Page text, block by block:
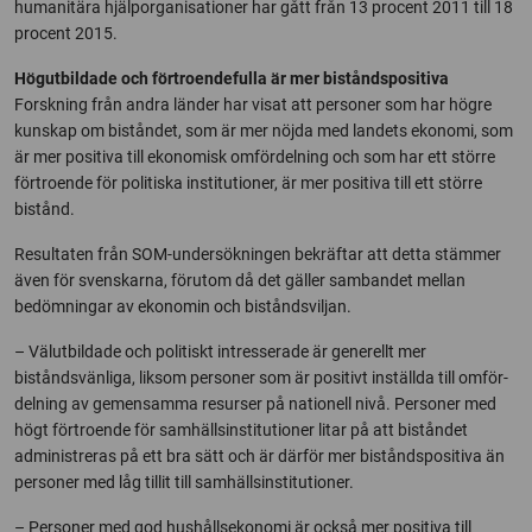
humanitära hjälporganisationer har gått från 13 procent 2011 till 18
procent 2015.
Högutbildade och förtroendefulla är mer biståndspositiva
Forskning från andra länder har visat att personer som har högre
kunskap om biståndet, som är mer nöjda med landets ekonomi, som
är mer positiva till ekonomisk omfördelning och som har ett större
förtroende för politiska institutioner, är mer positiva till ett större
bistånd.
Resultaten från SOM-undersökningen bekräftar att detta stämmer
även för svenskarna, förutom då det gäller sambandet mellan
bedömningar av ekonomin och biståndsviljan.
– Välutbildade och politiskt intresserade är generellt mer
biståndsvänliga, liksom personer som är positivt inställda till omför­
delning av gemensamma resurser på nationell nivå. Personer med
högt förtroende för sam­hällsinstitutioner litar på att biståndet
administreras på ett bra sätt och är därför mer biståndspositiva än
personer med låg tillit till samhällsinstitutioner.
– Personer med god hushållsekonomi är också mer positiva till